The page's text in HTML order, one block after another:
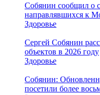
Собянин сообщил о
направлявшихся к
Здоровье
Сергей Собянин
объектов в 2026 году
Здоровье
Собянин:
посетили более